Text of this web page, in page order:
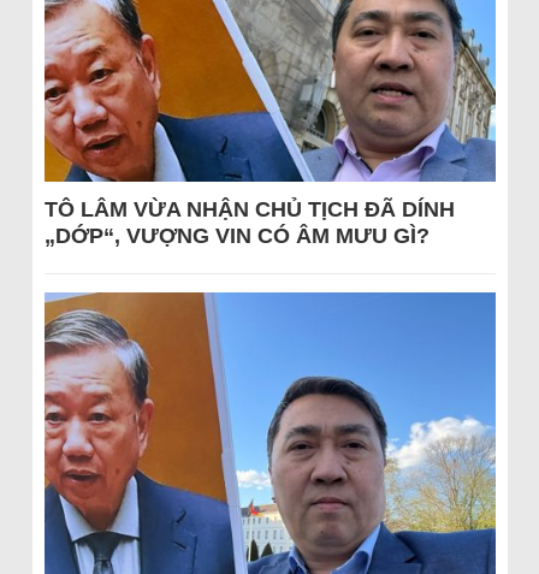
TÔ LÂM VỪA NHẬN CHỦ TỊCH ĐÃ DÍNH
„DỚP“, VƯỢNG VIN CÓ ÂM MƯU GÌ?